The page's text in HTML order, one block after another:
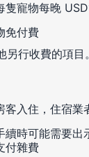
隻寵物每晚
免付費
另行收費的項目
客入住，住宿業
續時可能需要
付雜費